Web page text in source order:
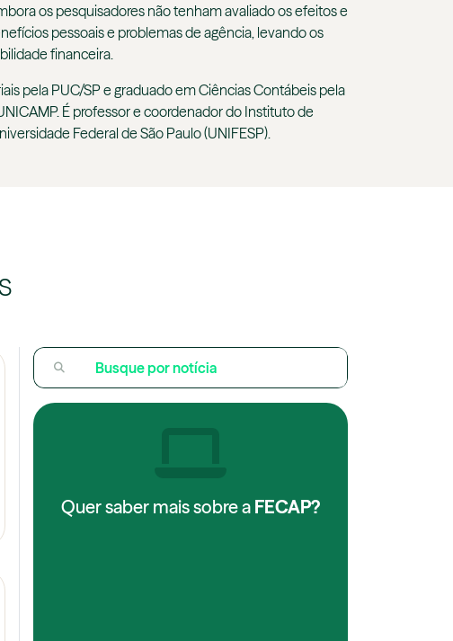
os pesquisadores não tenham avaliado os efeitos e
pessoais e problemas de agência, levando os
financeira.
pela PUC/SP e graduado em Ciências Contábeis pela
É professor e coordenador do Instituto de
Federal de São Paulo (UNIFESP).
Quer saber mais sobre a FECAP?